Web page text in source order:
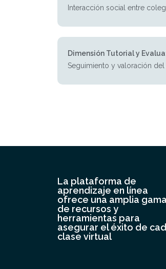
Interacción social entre
Dimensión Tutorial y
Seguimiento y valoración del
La plataforma de
aprendizaje en línea
ofrece una amplia gama
de recursos y
herramientas para
asegurar el éxito de
clase virtual